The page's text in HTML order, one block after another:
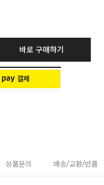
바로 구매하기
상품문의 배송/교환/반품